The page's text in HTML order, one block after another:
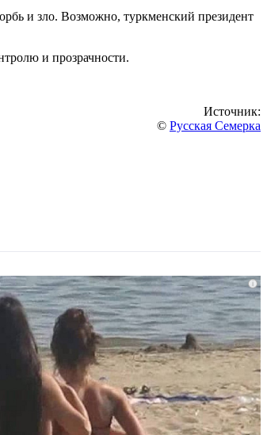
и зло. Возможно, туркменский президент
и прозрачности.
Источник:
© Русская Семерка
i